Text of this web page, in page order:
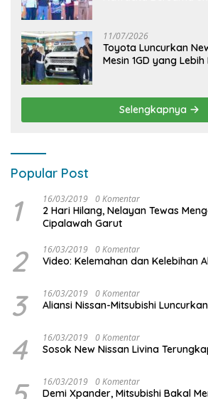
11/07/2026
Toyota Luncurkan
Mesin 1GD yang
Selengkapnya
Popular Post
1 16/03/2019 0 Komentar
2 Hari Hilang, Nelayan Tewas
Cipalawah Garut
2 16/03/2019 0 Komentar
Video: Kelemahan dan Kelebihan
3 16/03/2019 0 Komentar
Aliansi Nissan-Mitsubishi
4 16/03/2019 0 Komentar
Sosok New Nissan Livina
16/03/2019 0 Komentar
Demi Xpander, Mitsubishi Bakal